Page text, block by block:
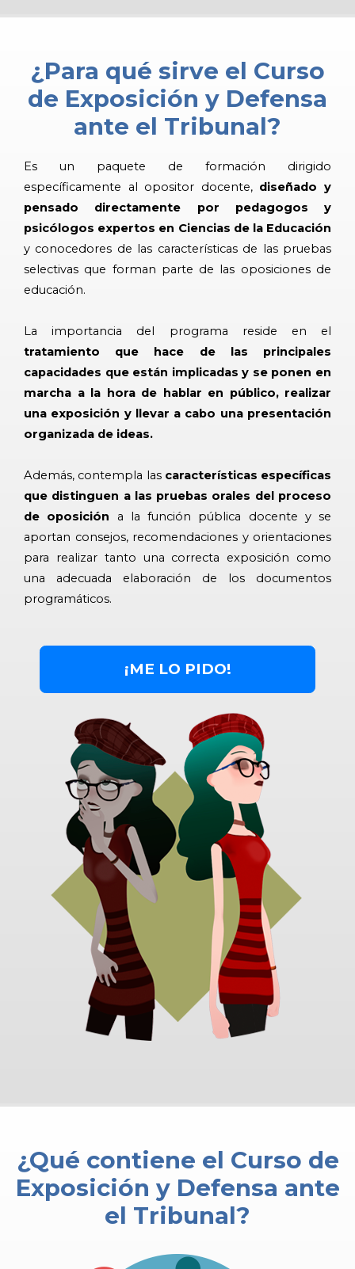
¿Para qué sirve el Curso
de Exposición y Defensa
ante el Tribunal?
Es un paquete de formación dirigido
específicamente al opositor docente, diseñado y
pensado directamente por pedagogos y
psicólogos expertos en Ciencias de la Educación
y conocedores de las características de las pruebas
selectivas que forman parte de las oposiciones de
educación.
La importancia del programa reside en el
tratamiento que hace de las principales
capacidades que están implicadas y se ponen en
marcha a la hora de hablar en público, realizar
una exposición y llevar a cabo una presentación
organizada de ideas.
Además, contempla las características específicas
que distinguen a las pruebas orales del proceso
de oposición a la función pública docente y se
aportan consejos, recomendaciones y orientaciones
para realizar tanto una correcta exposición como
una adecuada elaboración de los documentos
programáticos.
¡ME LO PIDO!
¿Qué contiene el Curso de
Exposición y Defensa ante
el Tribunal?